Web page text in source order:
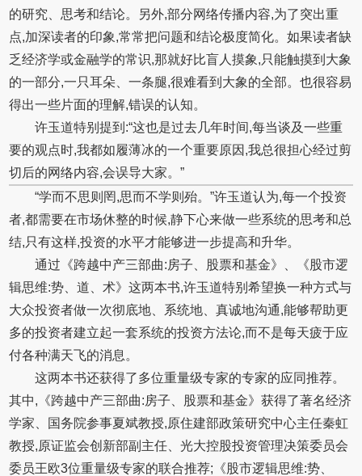
的研究、思考和结论。另外,部分网络传播内容,为了突出重
点,加深读者的印象,常常把问题和结论极度简化。如果读者缺
乏经济学或金融学的常识,那就好比盲人摸象,只能触摸到大象
的一部分,一只耳朵、一条腿,很难看到大象的全部。也很容易
得出一些片面的理解,错误的认知。
许玉道特别提到:“这也是过去几年时间,每当谈及一些重
要的观点时,我都如履薄冰的一个重要原因,我总很担心经过剪
切后的网络内容,会误导大家。”
“学而不思则罔,思而不学则殆。”许玉道认为,每一个投资
者,都需要在市场休整的时候,静下心来做一些系统的思考和总
结,只有这样,投资的水平才能够进一步提高和升华。
通过《跨越中产三部曲:房子、股票和基金》、《股市逻
辑思维:势、道、术》这两本书,许玉道特别希望换一种方式与
大众投资者做一次彻底地、系统地、真诚地沟通,能够帮助更
多的投资者建立起一套系统的投资方法论,而不是每天疲于应
付各种满天飞的消息。
这两本书还获得了多位重量级专家的专家的应同推荐。
其中,《跨越中产三部曲:房子、股票和基金》获得了著名经济
学家、国务院参事夏斌教授,原住建部政策研究中心主任秦虹
教授,原证监会创新部副主任、光大控股投资管理决策委员会
委员王欧3位重量级专家的联合推荐;《股市逻辑思维:势、